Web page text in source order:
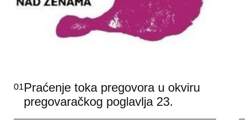
01Praćenje toka pregovora u okviru
pregovaračkog poglavlja 23.